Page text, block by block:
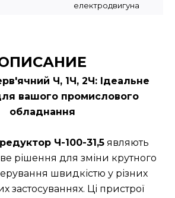
електродвигуна
Ч, 1Ч, 2Ч: Ідеальне
вашого промислового
обладнання
Ч-100-31,5 являють
рішення для зміни крутного
швидкістю у різних
застосуваннях. Ці пристрої